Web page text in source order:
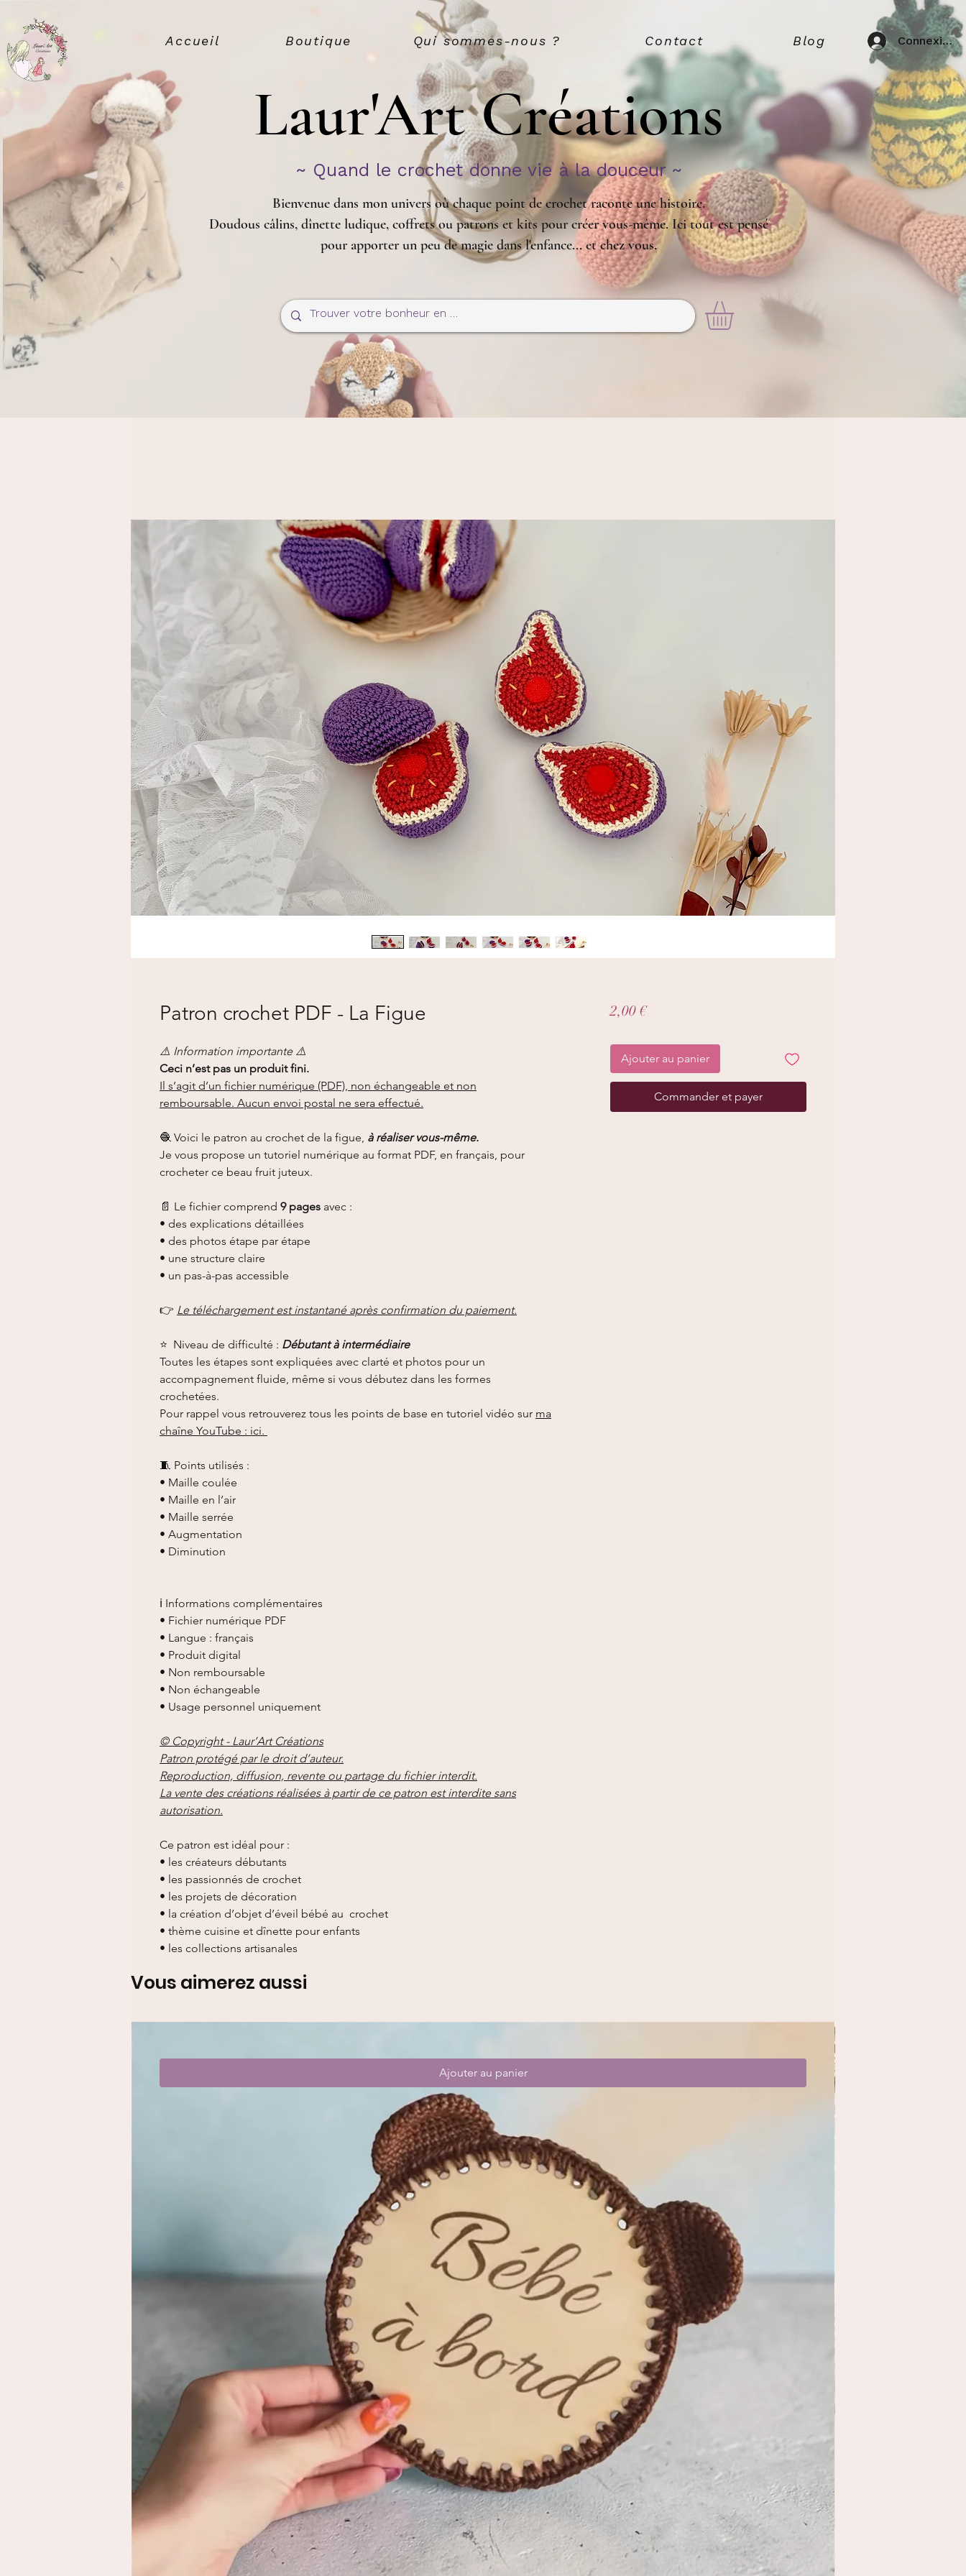
Accueil Boutique Qui sommes-nous ? Contact
Laur'Art Créations
~ Quand le crochet donne vie à la douceur ~
Connexion
Blog
Bienvenue dans mon univers où chaque point de crochet raconte une histoire.
Doudous câlins, dînette ludique, coffrets ou patrons et kits pour créer vous-même. Ici tout est pensé
pour apporter un peu de magie dans l'enfance... et chez vous.
Patron crochet PDF - La Figue
⚠️ Information importante ⚠️
Ceci n’est pas un produit fini.
Il s’agit d’un fichier numérique (PDF), non échangeable et non
remboursable. Aucun envoi postal ne sera effectué.
🧶 Voici le patron au crochet de la figue, à réaliser vous-même.
Je vous propose un tutoriel numérique au format PDF, en français, pour
crocheter ce beau fruit juteux.
📄 Le fichier comprend 9 pages avec :
• des explications détaillées
• des photos étape par étape
• une structure claire
• un pas-à-pas accessible
👉 Le téléchargement est instantané après confirmation du paiement.
⭐️ Niveau de difficulté : Débutant à intermédiaire
Toutes les étapes sont expliquées avec clarté et photos pour un
accompagnement fluide, même si vous débutez dans les formes
crochetées.
Pour rappel vous retrouverez tous les points de base en tutoriel vidéo sur ma
chaîne YouTube : ici.
🧵 Points utilisés :
• Maille coulée
• Maille en l’air
• Maille serrée
• Augmentation
• Diminution
ℹ️ Informations complémentaires
• Fichier numérique PDF
• Langue : français
• Produit digital
• Non remboursable
• Non échangeable
• Usage personnel uniquement
© Copyright - Laur’Art Créations
Patron protégé par le droit d’auteur.
Reproduction, diffusion, revente ou partage du fichier interdit.
La vente des créations réalisées à partir de ce patron est interdite sans
autorisation.
Ce patron est idéal pour :
• les créateurs débutants
• les passionnés de crochet
• les projets de décoration
• la création d’objet d’éveil bébé au crochet
• thème cuisine et dînette pour enfants
• les collections artisanales
2,00 €Prix
Ajouter au panier
Commander et payer
Vous aimerez aussi
Ajouter au panier